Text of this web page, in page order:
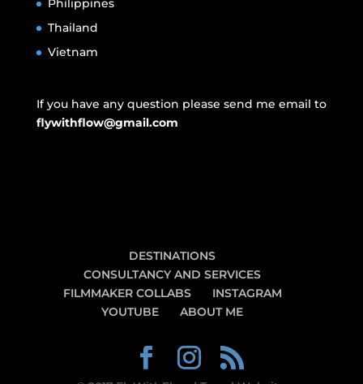
Philippines
Thailand
Vietnam
If you have any question please send me email to
flywithflow@gmail.com
DESTINATIONS
CONSULTANCY AND SERVICES
FILMMAKER COLLABS
INSTAGRAM
YOUTUBE
ABOUT ME